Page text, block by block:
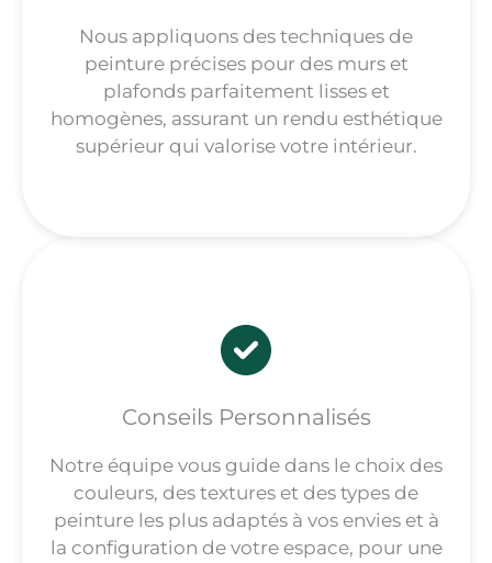
Nous appliquons des techniques de
peinture précises pour des murs et
plafonds parfaitement lisses et
homogènes, assurant un rendu esthétique
supérieur qui valorise votre intérieur.
Conseils Personnalisés
Notre équipe vous guide dans le choix des
couleurs, des textures et des types de
peinture les plus adaptés à vos envies et à
la configuration de votre espace, pour une